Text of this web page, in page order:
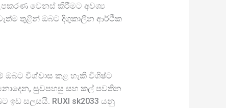
වෙනස් කිරීමට අවශ්‍ය
තුළින් ඔබට දිගුකාලීන ආර්ථික
ඔබට විශ්වාස කළ හැකි විශිෂ්ට
සුවපහසු සහ කල් පවතින
සලසයි. RUXI sk2033 යනු